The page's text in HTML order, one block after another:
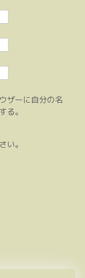
ザーに自分の名
る。
い。